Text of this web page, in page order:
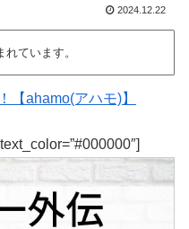
2024.12.22
ています。
【ahamo(アハモ)】